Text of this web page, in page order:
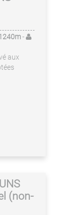
-
aux
(non-